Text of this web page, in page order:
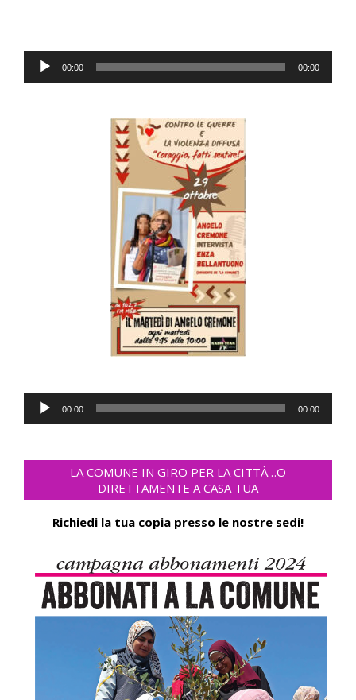
Audio-
Player
00:00 00:00
Audio-
Player
00:00 00:00
LA COMUNE IN GIRO PER LA CITTÀ…O
DIRETTAMENTE A CASA TUA
Richiedi la tua copia presso le nostre sedi!